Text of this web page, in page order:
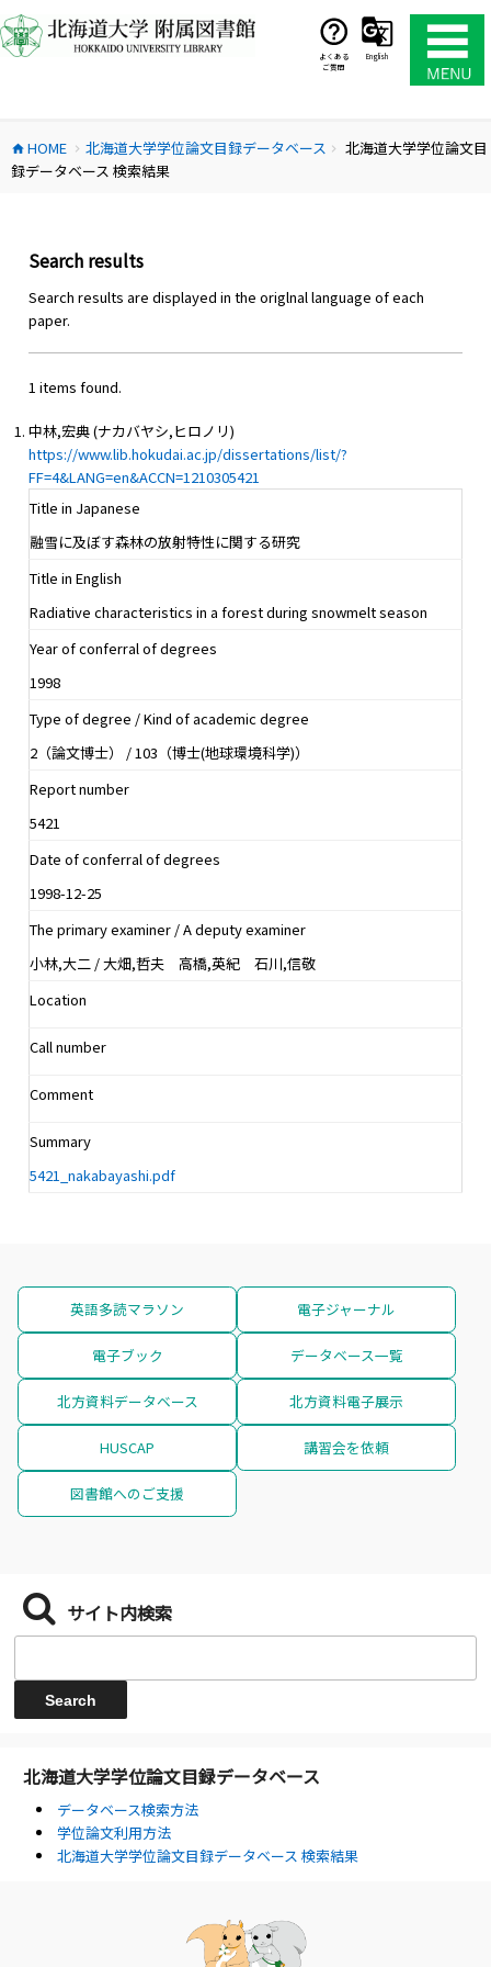
ン
テ
ス
キ
よくある
ご質問
English
home HOME chevron_right 北海道大学学位論文目録データベース chevron_right
北海道大学学位論文目
録データベース 検索結果
Search results
Search results are displayed in the origlnal language of each
paper.
1 items found.
中林,宏典 (ナカバヤシ,ヒロノリ)
https://www.lib.hokudai.ac.jp/dissertations/list/?
FF=4&LANG=en&ACCN=1210305421
Title in Japanese
融雪に及ぼす森林の放射特性に関する研究
Title in English
Radiative characteristics in a forest during snowmelt season
Year of conferral of degrees
1998
Type of degree / Kind of academic degree
2（論文博士） / 103（博士(地球環境科学)）
Report number
5421
Date of conferral of degrees
1998-12-25
The primary examiner / A deputy examiner
小林,大二 / 大畑,哲夫 高橋,英紀 石川,信敬
Location
Call number
Comment
Summary
5421_nakabayashi.pdf
英語多読マラソン 電子ジャーナル
電子ブック データベース一覧
北方資料データベース 北方資料電子展示
HUSCAP 講習会を依頼
図書館へのご支援
サイト内検索
北海道大学学位論文目録データベース
データベース検索方法
学位論文利用方法
北海道大学学位論文目録データベース 検索結果